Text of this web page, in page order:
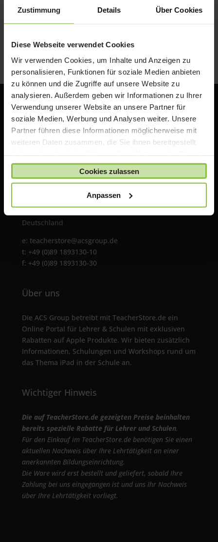
Zustimmung Details Über Cookies
Diese Webseite verwendet Cookies
Wir verwenden Cookies, um Inhalte und Anzeigen zu
personalisieren, Funktionen für soziale Medien anbieten
zu können und die Zugriffe auf unsere Website zu
analysieren. Außerdem geben wir Informationen zu Ihrer
Verwendung unserer Website an unsere Partner für
soziale Medien, Werbung und Analysen weiter. Unsere
Partner führen diese Informationen möglicherweise mit
weiteren Daten zusammen, die Sie ihnen bereitgestellt
gesammelt haben.
Cookies zulassen
Anpassen
Lieferumfang: LAMY safari note+, 2
Deutschland
e: teacherstore@acsgroup.de
t: +49 (0)89 1893130-10
f: +49 (0)89 1893130-30
Über uns
Die ACS Group betreibt mit TeacherStore.de ein
Online Portal für Lehrer & Schulen mit exklusiven
Rabatten auf Apple Produkte. Wir bieten zusätzlich
Informationen, Schulungen und Workshops rund um
das Thema iPad in der Schule an.
Wichtiger Hinweis
Die auf TeacherStore.de gezeigten Preise beinhalten
bereits spezielle Rabatte für Lehrer und Schulen.
Für den Einkauf im TeacherStore.de benötigen Sie einen
aktuellen Nachweis über Ihre Lehrtätigkeit an einer
anerkannten Bildungseinrichtung.
Die Ware wird erst bestellt und geliefert, sobald Ihre
Zahlung bei uns eingegangen ist und uns Ihr Nachweis
über Ihre Lehrtätigkeit vorliegt.